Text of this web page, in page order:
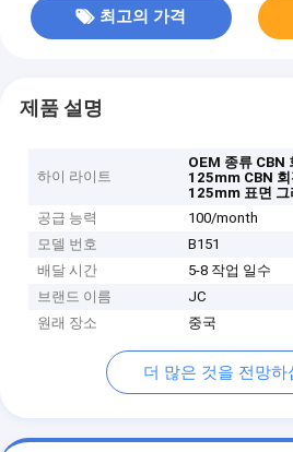
최고의 가격
제품 설명
하이 라이트
OEM 종류 CBN
125mm CBN
125mm 표면 그
공급 능력
100/month
모델 번호
B151
배달 시간
5-8 작업 일수
브랜드 이름
JC
원래 장소
중국
더 많은 것을 전망하